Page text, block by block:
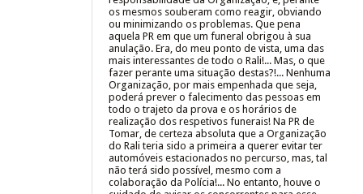
os mesmos souberam como reagir, obviando
ou minimizando os problemas. Que pena
aquela PR em que um funeral obrigou à sua
anulação. Era, do meu ponto de vista, uma das
mais interessantes de todo o Rali!... Mas, o que
fazer perante uma situação destas?!... Nenhuma
Organização, por mais empenhada que seja,
poderá prever o falecimento das pessoas em
todo o trajeto da prova e os horários de
realização dos respetivos funerais! Na PR de
Tomar, de certeza absoluta que a Organização
do Rali teria sido a primeira a querer evitar ter
automóveis estacionados no percurso, mas, tal
não terá sido possível, mesmo com a
colaboração da Polícia!... No entanto, houve o